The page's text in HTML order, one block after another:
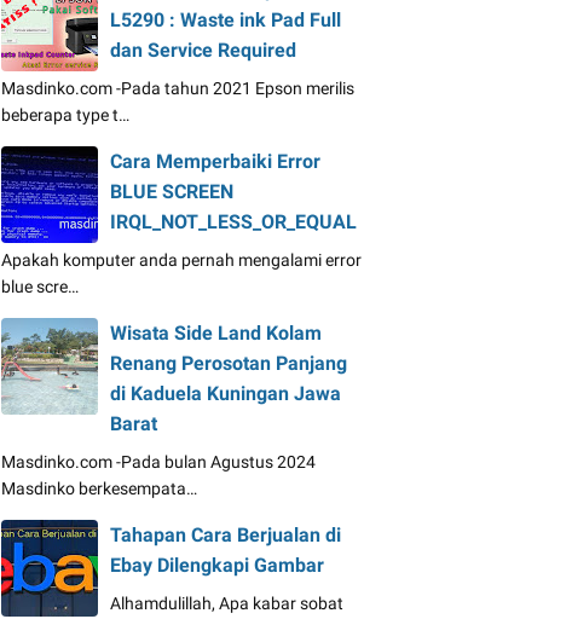
L5290 : Waste ink Pad Full
dan Service Required
Masdinko.com -Pada tahun 2021 Epson merilis
beberapa type t…
Cara Memperbaiki Error
BLUE SCREEN
IRQL_NOT_LESS_OR_EQUAL
Apakah komputer anda pernah mengalami error
blue scre…
Wisata Side Land Kolam
Renang Perosotan Panjang
di Kaduela Kuningan Jawa
Barat
Masdinko.com -Pada bulan Agustus 2024
Masdinko berkesempata…
Tahapan Cara Berjualan di
Ebay Dilengkapi Gambar
Alhamdulillah, Apa kabar sobat